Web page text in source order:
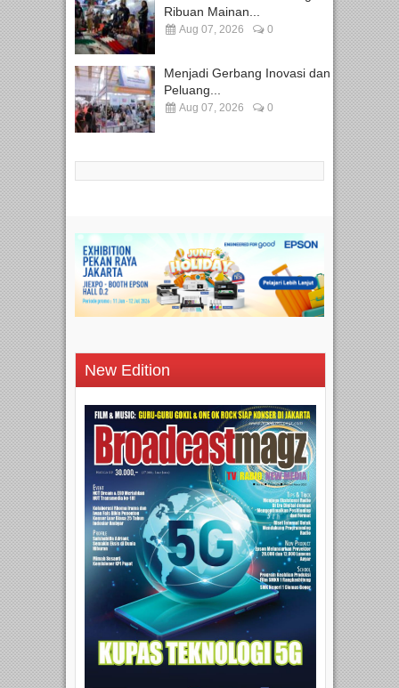
Ribuan Mainan...
Aug 07, 2026 0
Menjadi Gerbang Inovasi dan
Peluang...
Aug 07, 2026 0
New Edition